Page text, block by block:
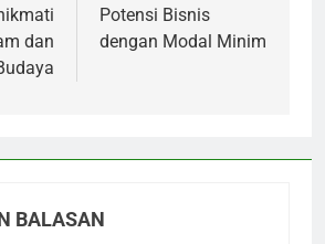
dan
Potensi Bisnis
dengan Modal Minim
BALASAN